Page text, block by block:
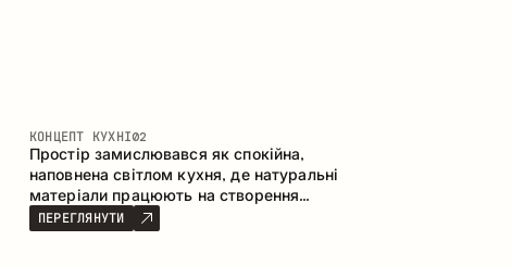
КОНЦЕПТ КУХНІ02
Простір замислювався як спокійна,
наповнена світлом кухня, де натуральні
матеріали працюють на створення
відчуття тепла, рівноваги та візуальної
легкості. Безпрограшне поєднання
ПЕРЕГЛЯНУТИ